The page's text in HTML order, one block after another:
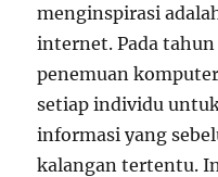
menginspirasi
internet. Pada
penemuan
setiap individu
informasi yang
kalangan tertentu.